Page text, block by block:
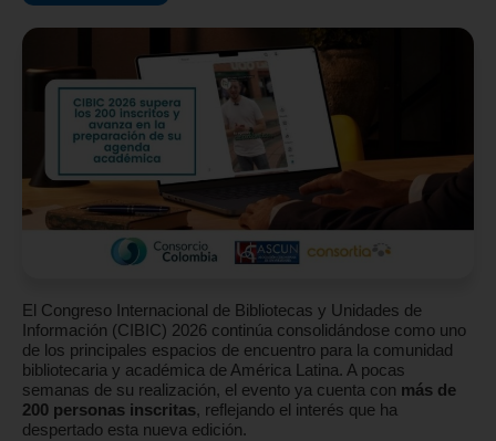
El Congreso Internacional de Bibliotecas y Unidades de
Información (CIBIC) 2026 continúa consolidándose como uno
de los principales espacios de encuentro para la comunidad
bibliotecaria y académica de América Latina. A pocas
semanas de su realización, el evento ya cuenta con más de
200 personas inscritas, reflejando el interés que ha
despertado esta nueva edición.